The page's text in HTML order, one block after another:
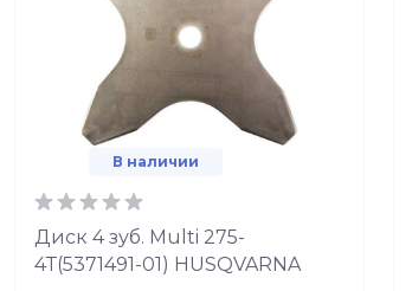
В наличии
Диск 4 зуб. Multi 275-
4Т(5371491-01) HUSQVARNA